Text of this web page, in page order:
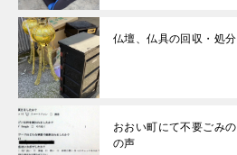
仏壇、仏具の回収・処
おおい町にて不要ごみ
の声